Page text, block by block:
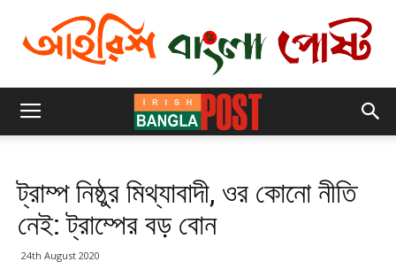
ট্রাম্প নিষ্ঠুর মিথ্যাবাদী, ওর কোনো নীতি
নেই: ট্রাম্পের বড় বোন
24th August 2020